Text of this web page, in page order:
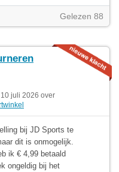
Gelezen 88
juli 2026 over
bij JD Sports te
dit is onmogelijk.
ik € 4,99 betaald
ongeldig bij het